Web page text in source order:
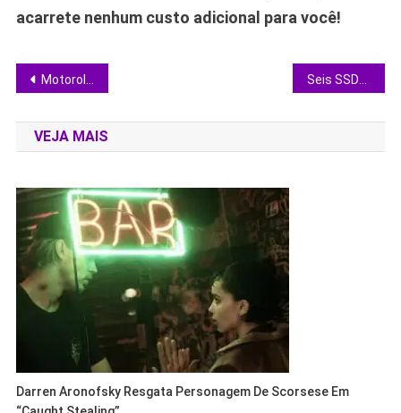
acarrete nenhum custo adicional para você!
Navegação
de
Post
Motorola Edge 70 Fusion Copa do Mundo despenca de preço e desafia concorrentes Seis SSDs NVMe em oferta que aceleram qualquer PC: veja prós, contras e escolha certo
VEJA MAIS
Darren Aronofsky Resgata Personagem De Scorsese Em